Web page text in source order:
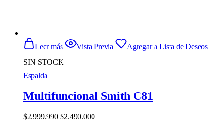
SIN STOCK
Leer más Vista Previa Agregar a Lista de Deseos
Espalda
Multifuncional Smith C81
$2.999.990 El
$2.490.000El